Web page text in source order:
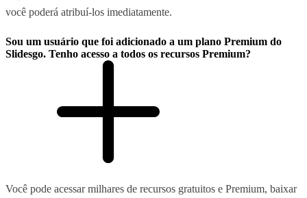
você poderá atribuí-los imediatamente.
Sou um usuário que foi adicionado a um plano Premium do
Slidesgo. Tenho acesso a todos os recursos Premium?
Você pode acessar milhares de recursos gratuitos e Premium, baixar